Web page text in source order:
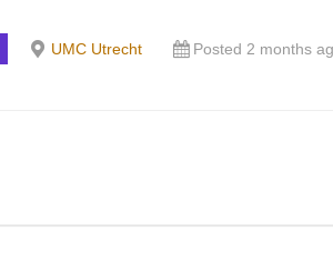
UMC Utrecht Posted 2 months